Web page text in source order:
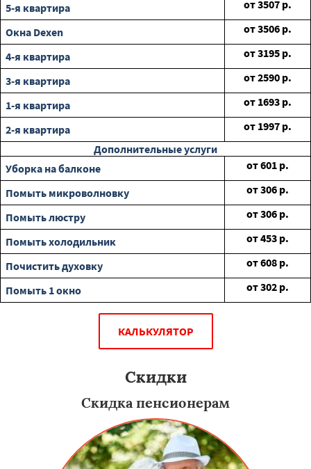
5-я квартира
от3507 р.
Окна Dexen
от3506 р.
4-я квартира
от3195 р.
3-я квартира
от2590 р.
1-я квартира
от 1693 р.
2-я квартира
от 1997 р.
Дополнительные услуги
Уборка на балконе
от601 р.
Помыть микроволновку
от306 р.
Помыть люстру
от306 р.
Помыть холодильник
от453 р.
Почистить духовку
от608 р.
Помыть 1 окно
от302 р.
КАЛЬКУЛЯТОР
Скидки
Скидка пенсионерам